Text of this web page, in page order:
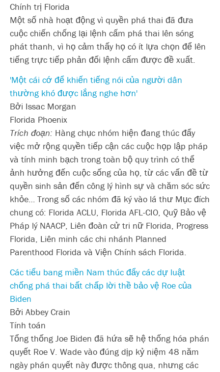
Chính trị Florida
Một số nhà hoạt động vì quyền phá thai đã đưa
cuộc chiến chống lại lệnh cấm phá thai lên sóng
phát thanh, vì họ cảm thấy họ có ít lựa chọn để lên
tiếng trực tiếp phản đối lệnh cấm được đề xuất.
'Một cái cớ để khiến tiếng nói của người dân
thường khó được lắng nghe hơn'
Bởi Issac Morgan
Florida Phoenix
Trích đoạn: Hàng chục nhóm hiện đang thúc đẩy
việc mở rộng quyền tiếp cận các cuộc họp lập pháp
và tính minh bạch trong toàn bộ quy trình có thể
ảnh hưởng đến cuộc sống của họ, từ các vấn đề từ
quyền sinh sản đến công lý hình sự và chăm sóc sức
khỏe… Trong số các nhóm đã ký vào lá thư Mục đích
chung có: Florida ACLU, Florida AFL-CIO, Quỹ Bảo vệ
Pháp lý NAACP, Liên đoàn cử tri nữ Florida, Progress
Florida, Liên minh các chi nhánh Planned
Parenthood Florida và Viện Chính sách Florida.
Các tiểu bang miền Nam thúc đẩy các dự luật
chống phá thai bất chấp lời thề bảo vệ Roe của
Biden
Bởi Abbey Crain
Tính toán
Tổng thống Joe Biden đã hứa sẽ hệ thống hóa phán
quyết Roe V. Wade vào đúng dịp kỷ niệm 48 năm
ngày phán quyết này được thông qua, nhưng các